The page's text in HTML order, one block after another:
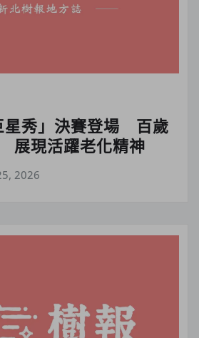
星秀」決賽登場 百歲
展現活躍老化精神
2026